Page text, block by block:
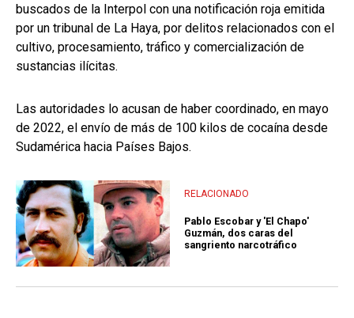
buscados de la Interpol con una notificación roja emitida
por un tribunal de La Haya, por delitos relacionados con el
cultivo, procesamiento, tráfico y comercialización de
sustancias ilícitas.
Las autoridades lo acusan de haber coordinado, en mayo
de 2022, el envío de más de 100 kilos de cocaína desde
Sudamérica hacia Países Bajos.
RELACIONADO
Pablo Escobar y 'El Chapo'
Guzmán, dos caras del
sangriento narcotráfico